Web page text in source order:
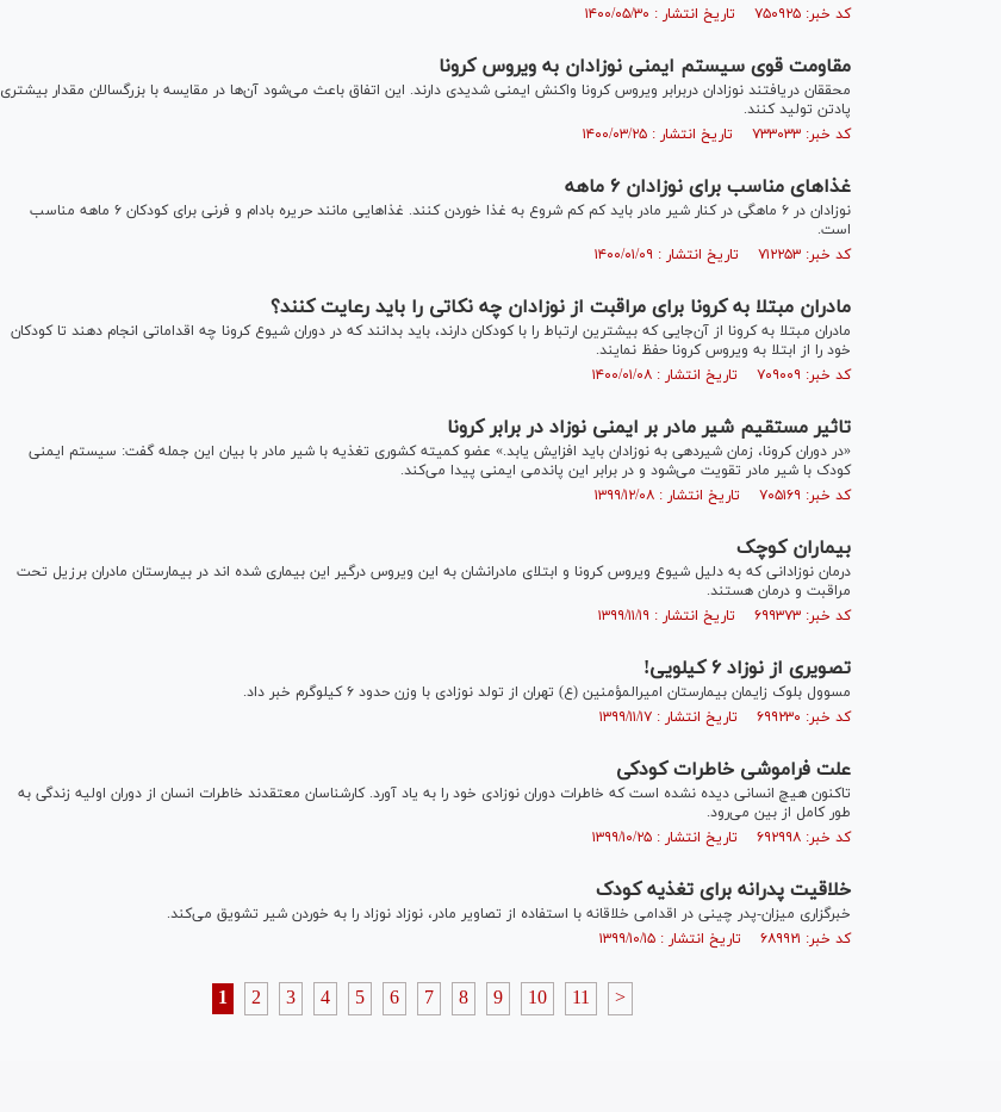
کد خبر: ۷۵۰۹۲۵ تاریخ انتشار : ۱۴۰۰/۰۵/۳۰
مقاومت قوی سیستم ایمنی نوزادان به ویروس کرونا
محققان دریافتند نوزادان دربرابر ویروس کرونا واکنش ایمنی شدیدی دارند. این اتفاق باعث می‌شود آن‌ها در مقایسه با بزرگسالان مقدار بیشتری
پادتن تولید کنند.
کد خبر: ۷۳۳۰۳۳ تاریخ انتشار : ۱۴۰۰/۰۳/۲۵
غذا‌های مناسب برای نوزادان ۶ ماهه
نوزادان در ۶ ماهگی در کنار شیر مادر باید کم کم شروع به غذا خوردن کنند. غذا‌هایی مانند حریره بادام و فرنی برای کودکان ۶ ماهه مناسب
است.
کد خبر: ۷۱۲۲۵۳ تاریخ انتشار : ۱۴۰۰/۰۱/۰۹
مادران مبتلا به کرونا برای مراقبت از نوزادان چه نکاتی را باید رعایت کنند؟
مادران مبتلا به کرونا از آن‌جایی که بیشترین ارتباط را با کودکان دارند، باید بدانند که در دوران شیوع کرونا چه اقداماتی انجام دهند تا کودکان
خود را از ابتلا به ویروس کرونا حفظ نمایند.
کد خبر: ۷۰۹۰۰۹ تاریخ انتشار : ۱۴۰۰/۰۱/۰۸
تاثیر مستقیم شیر مادر بر ایمنی نوزاد در برابر کرونا
«در دوران کرونا، زمان شیردهی به نوزادان باید افزایش یابد.» عضو کمیته کشوری تغذیه با شیر مادر با بیان این جمله گفت: سیستم ایمنی
کودک با شیر مادر تقویت می‌شود و در برابر این پاندمی ایمنی پیدا می‌کند.
کد خبر: ۷۰۵۱۶۹ تاریخ انتشار : ۱۳۹۹/۱۲/۰۸
بیماران کوچک
درمان نوزادانی که به دلیل شیوع ویروس کرونا و ابتلای مادرانشان به این ویروس درگیر این بیماری شده اند در بیمارستان مادران برزیل تحت
مراقبت و درمان هستند.
کد خبر: ۶۹۹۳۷۳ تاریخ انتشار : ۱۳۹۹/۱۱/۱۹
تصویری از نوزاد ۶ کیلویی!
مسوول بلوک زایمان بیمارستان امیرالمؤمنین (ع) تهران از تولد نوزادی با وزن حدود ۶ کیلوگرم خبر داد.
کد خبر: ۶۹۹۲۳۰ تاریخ انتشار : ۱۳۹۹/۱۱/۱۷
علت فراموشی خاطرات کودکی
تاکنون هیچ انسانی دیده نشده است که خاطرات دوران نوزادی خود را به یاد آورد. کارشناسان معتقدند خاطرات انسان از دوران اولیه زندگی به
طور کامل از بین می‌رود.
کد خبر: ۶۹۲۹۹۸ تاریخ انتشار : ۱۳۹۹/۱۰/۲۵
خلاقیت پدرانه برای تغذیه کودک
خبرگزاری میزان-پدر چینی در اقدامی خلاقانه با استفاده از تصاویر مادر، نوزاد نوزاد را به خوردن شیر تشویق می‌کند.
کد خبر: ۶۸۹۹۲۱ تاریخ انتشار : ۱۳۹۹/۱۰/۱۵
1 2 3 4 5 6 7 8 9 10 11 >